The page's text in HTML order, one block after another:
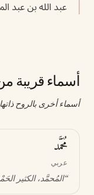
عبد الله بن عبد
أسماء قريبة
أسماء أخرى بالروح
مُحَمَّد
عربي
“المُحمَّد، الكثير